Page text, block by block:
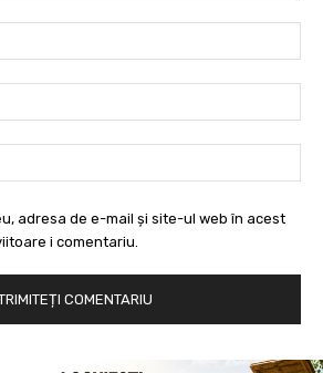
adresa de e-mail și site-ul web în acest
i comentariu.